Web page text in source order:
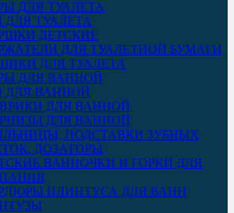
ТУАЛЕТА
ДЕТСКИЕ
ДЛЯ ТУАЛЕТНОЙ БУМАГИ
ДЛЯ ТУАЛЕТА
ДЛЯ ВАННОЙ
ДЛЯ ВАННОЙ
ДЛЯ ВАННОЙ
ПОДСТАВКИ ЗУБНЫХ
ДОЗАТОРЫ
ВАННОЧКИ И ГОРКИ ДЛЯ
ПЛИНТУСА ДЛЯ ВАНН